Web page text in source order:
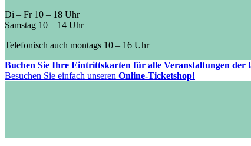
Di – Fr 10 – 18 Uhr
Samstag 10 – 14 Uhr
Telefonisch auch montags 10 – 16 Uhr
Buchen Sie Ihre Eintrittskarten für alle Veranstaltungen der
Besuchen Sie einfach unseren Online-Ticketshop!